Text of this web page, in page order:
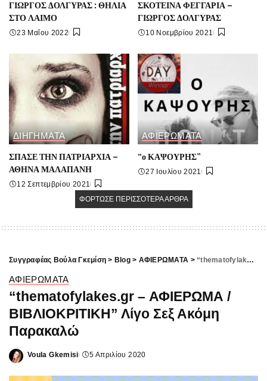
ΓΙΩΡΓΟΣ ΔΟΛΓΥΡΑΣ : ΘΗΛΙΑ
ΣΤΟ ΛΑΙΜΟ
23 Μαΐου 2022
ΣΚΟΤΕΙΝΑ ΦΕΓΓΑΡΙΑ –
ΓΙΩΡΓΟΣ ΔΟΛΓΥΡΑΣ
10 Νοεμβρίου 2021
ΔΙΗΓΗΜΑΤΑ
ΣΠΑΣΕ ΤΗΝ ΠΑΤΡΙΑΡΧΙΑ –
ΑΘΗΝΑ ΜΑΛΑΠΑΝΗ
12 Σεπτεμβρίου 2021
ΑΦΙΕΡΩΜΑΤΑ
“ο ΚΑΨΟΥΡΗΣ”
27 Ιουλίου 2021
ΦΌΡΤΩΣΕ ΠΕΡΙΣΣΌΤΕΡΑ ΆΡΘΡΑ
Συγγραφέας Βούλα Γκεμίση > Blog> ΑΦΙΕΡΩΜΑΤΑ > “thematofylakes.gr – ΑΦΙΕΡΩΜΑ / ΒΙΒΛΙΟΚΡΙΤΙΚΗ” Λίγο Σεξ Ακόμη Παρακαλώ
ΑΦΙΕΡΩΜΑΤΑ
“thematofylakes.gr – ΑΦΙΕΡΩΜΑ /
ΒΙΒΛΙΟΚΡΙΤΙΚΗ” Λίγο Σεξ Ακόμη
Παρακαλώ
Posted
Voula Gkemisi 5 Απριλίου 2020